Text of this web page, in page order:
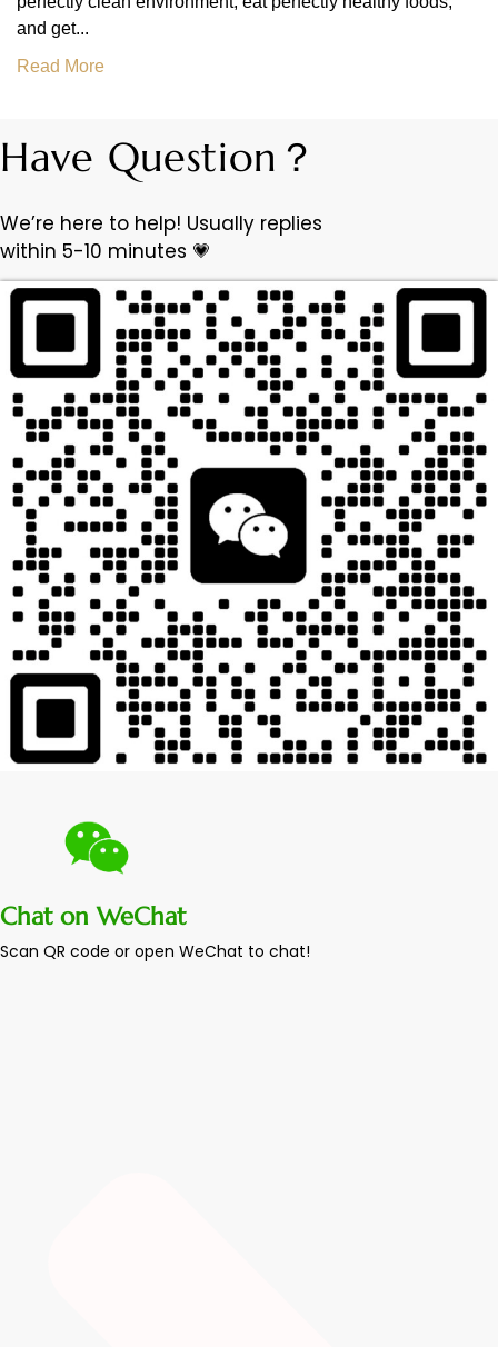
and get...
Read More
Have Question？
We’re here to help! Usually replies
within 5-10 minutes 💗
Chat on WeChat
Scan QR code or open WeChat to chat!